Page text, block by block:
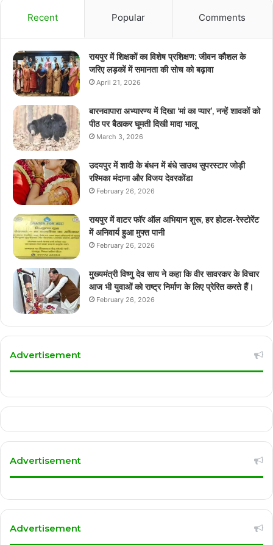
Recent Popular Comments
रायपुर में शिक्षकों का विशेष प्रशिक्षण: जीवन कौशल के
जरिए लड़कों में समानता की सोच को बढ़ावा
April 21, 2026
बारनवापारा अभ्यारण्य में दिखा ‘मां का प्यार’, नन्हें शावकों को
पीठ पर बैठाकर घूमती दिखी मादा भालू
March 3, 2026
उदयपुर में शादी के बंधन में बंधे साउथ सुपरस्टार जोड़ी
रश्मिका मंदाना और विजय देवरकोंडा
February 26, 2026
रायपुर में वाटर फॉर ऑल अभियान शुरू, हर होटल-रेस्टोरेंट
में अनिवार्य हुआ मुफ्त पानी
February 26, 2026
मुख्यमंत्री विष्णु देव साय ने कहा कि वीर सावरकर के विचार
आज भी युवाओं को राष्ट्र निर्माण के लिए प्रेरित करते हैं।
February 26, 2026
Advertisement
Advertisement
Advertisement